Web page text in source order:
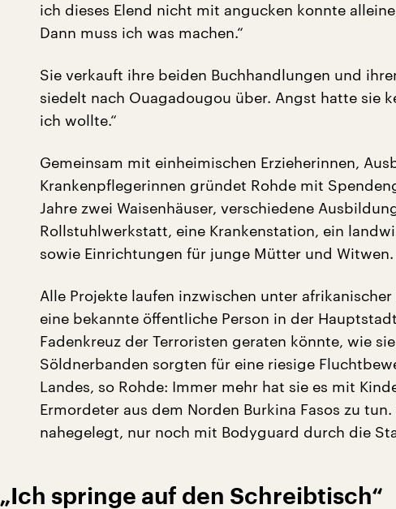
ich dieses Elend nicht mit angucken konnte
Dann muss ich was machen.“
Sie verkauft ihre beiden Buchhandlungen und
siedelt nach Ouagadougou über. Angst hatte sie
ich wollte.“
Gemeinsam mit einheimischen Erzieherinnen,
Krankenpflegerinnen gründet Rohde mit
Jahre zwei Waisenhäuser, verschiedene
Rollstuhlwerkstatt, eine Krankenstation, ein
sowie Einrichtungen für junge Mütter und Witwen.
Alle Projekte laufen inzwischen unter
eine bekannte öffentliche Person in der
Fadenkreuz der Terroristen geraten könnte, wie
Söldnerbanden sorgten für eine riesige
Landes, so Rohde: Immer mehr hat sie es mit
Ermordeter aus dem Norden Burkina Fasos zu
nahegelegt, nur noch mit Bodyguard durch die
„Ich springe auf den Schreibtisch“